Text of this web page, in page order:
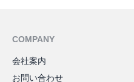
COMPANY
会社案内
お問い合わせ